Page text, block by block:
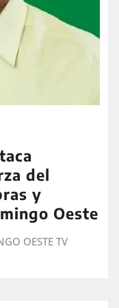
del
y
Oeste
OESTE TV